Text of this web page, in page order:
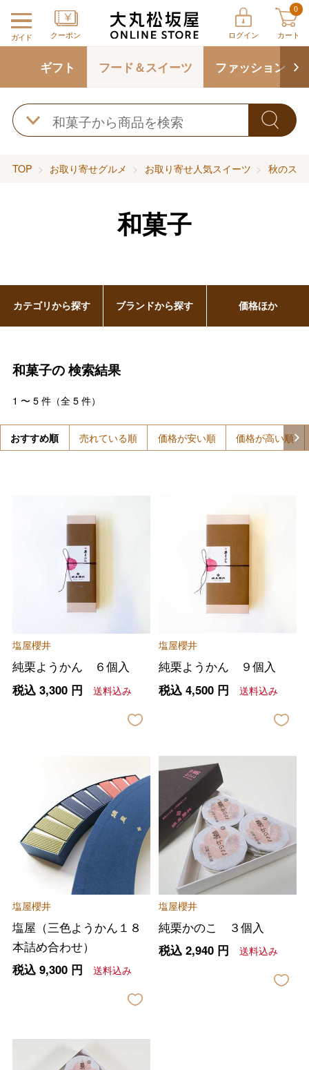
ガイド クーポン ログイン
0
カート
ギフト フード＆スイーツ ファッション
TOP お取り寄せグルメ お取り寄せ人気スイーツ 秋のス
和菓子
和菓子の検索結果
1 〜 5件（全 5件）
おすすめ順 売れている順 価格が安い順 価格が高い順
塩屋櫻井
純栗ようかん ６個入
税込 3,300円 送料込み
塩屋櫻井
純栗ようかん ９個入
税込 4,500円 送料込み
塩屋櫻井
塩屋（三色ようかん１８
本詰め合わせ）
税込 9,300円 送料込み
塩屋櫻井
純栗かのこ ３個入
税込 2,940円 送料込み
カテゴリから探す ブランドから探す 価格ほか